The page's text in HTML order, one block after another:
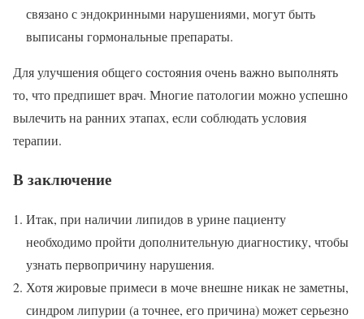
связано с эндокринными нарушениями, могут быть
выписаны гормональные препараты.
Для улучшения общего состояния очень важно выполнять
то, что предпишет врач. Многие патологии можно успешно
вылечить на ранних этапах, если соблюдать условия
терапии.
В заключение
Итак, при наличии липидов в урине пациенту
необходимо пройти дополнительную диагностику, чтобы
узнать первопричину нарушения.
Хотя жировые примеси в моче внешне никак не заметны,
синдром липурии (а точнее, его причина) может серьезно